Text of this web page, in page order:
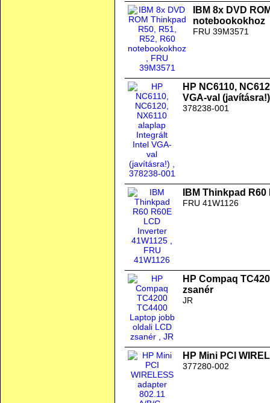
IBM 8x DVD
notebookokhoz
FRU 39M3571
HP NC6110,
VGA-val (javításra!)
378238-001
IBM Thinkpad
FRU 41W1126
HP Compaq
zsanér
JR
HP Mini PCI
377280-002